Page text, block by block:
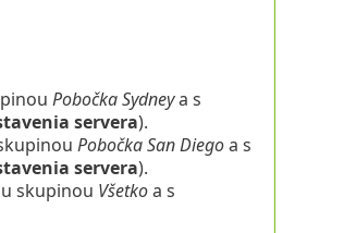
Pobočka Sydneya s
servera).
Pobočka San Diegoa s
servera).
skupinou Všetkoa s